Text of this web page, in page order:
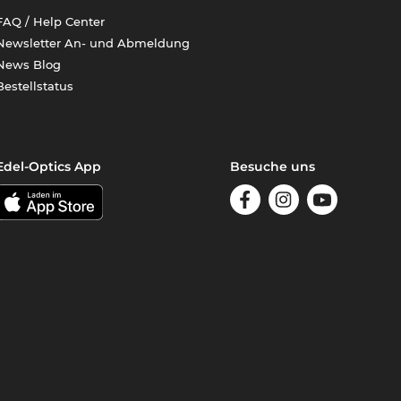
/ Help Center
An- und Abmeldung
Blog
Optics App Besuche uns